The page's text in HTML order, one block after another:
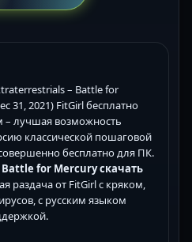
– Battle for
31, 2021) FitGirl бесплатно
– лучшая возможность
классической пошаговой
бесплатно для ПК.
for Mercury скачать
раздача от FitGirl с кряком,
с русским языком